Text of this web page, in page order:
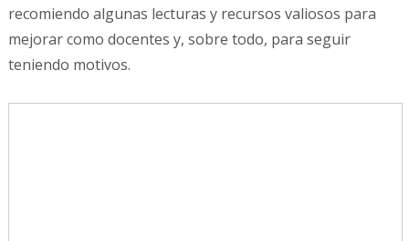
recomiendo algunas lecturas y recursos valiosos para
mejorar como docentes y, sobre todo, para seguir
teniendo motivos.